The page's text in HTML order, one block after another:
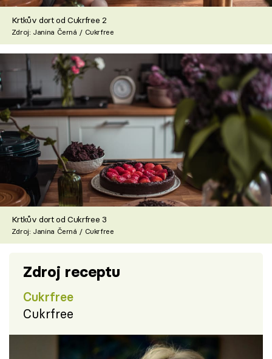
Krtkův dort od Cukrfree 2
Zdroj: Janina Černá / Cukrfree
Krtkův dort od Cukrfree 3
Zdroj: Janina Černá / Cukrfree
Zdroj receptu
Cukrfree
Cukrfree